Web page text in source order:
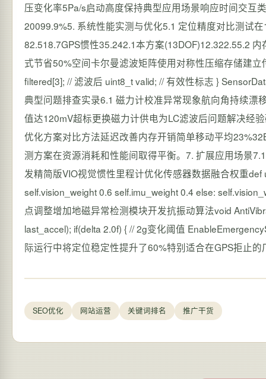
压变化率5Pa/s启动高度保持典型应用场景响应时间交互
20099.9%5. 系统性能实测与优化5.1 定位精度对比测试
82.518.7GPS惯性35.242.1本方案(13DOF)12.322.55.2
式节省50%空间卡尔曼滤波矩阵使用对称性压缩存储建
filtered[3]; // 滤波后 uint8_t valid; // 有效性标志 }
典型问题排查实录6.1 磁力计校准异常现象航向角持续漂
值达120mV超标更换磁力计供电为LC滤波后问题解决经
优化方案对比方法延迟改善内存开销简单移动平均
测方案在资源消耗和性能间取得平衡。7. 扩展应用场景
发精简版VIO视觉惯性里程计优化传感器数据融合权重
self.vision_weight 0.6 self.imu_weight 0.4 else:
点调整增加地磁异常检测模块开发抗振动算法void
last_accel); if(delta 2.0f) { // 2g变化阈值
际运行中将定位稳定性提升了60%特别适合在GPS拒止的
SEO优化 网站运营 关键词排名 推广干货